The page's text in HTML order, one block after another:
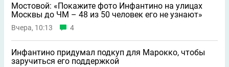
Мостовой: «Покажите фото Инфантино на улицах
Москвы до ЧМ – 48 из 50 человек его не узнают»
Вчера, 10:13 4
Инфантино придумал подкуп для Марокко, чтобы
заручиться его поддержкой